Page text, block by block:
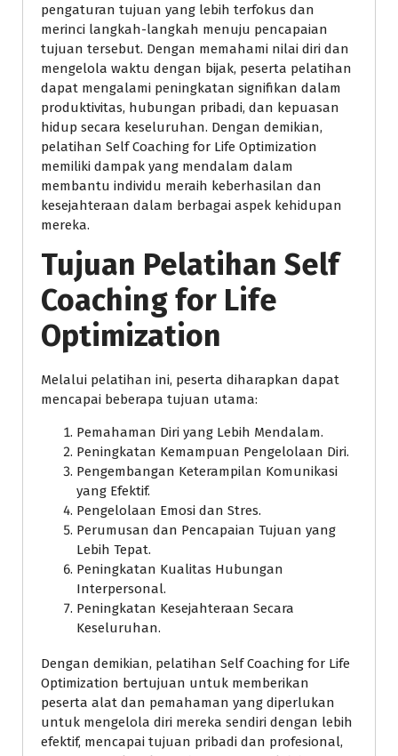
pengaturan tujuan yang lebih terfokus dan
merinci langkah-langkah menuju pencapaian
tujuan tersebut. Dengan memahami nilai diri dan
mengelola waktu dengan bijak, peserta pelatihan
dapat mengalami peningkatan signifikan dalam
produktivitas, hubungan pribadi, dan kepuasan
hidup secara keseluruhan. Dengan demikian,
pelatihan Self Coaching for Life Optimization
memiliki dampak yang mendalam dalam
membantu individu meraih keberhasilan dan
kesejahteraan dalam berbagai aspek kehidupan
mereka.
Tujuan Pelatihan Self
Coaching for Life
Optimization
Melalui pelatihan ini, peserta diharapkan dapat
mencapai beberapa tujuan utama:
Pemahaman Diri yang Lebih Mendalam.
Peningkatan Kemampuan Pengelolaan Diri.
Pengembangan Keterampilan Komunikasi
yang Efektif.
Pengelolaan Emosi dan Stres.
Perumusan dan Pencapaian Tujuan yang
Lebih Tepat.
Peningkatan Kualitas Hubungan
Interpersonal.
Peningkatan Kesejahteraan Secara
Keseluruhan.
Dengan demikian, pelatihan Self Coaching for Life
Optimization bertujuan untuk memberikan
peserta alat dan pemahaman yang diperlukan
untuk mengelola diri mereka sendiri dengan lebih
efektif, mencapai tujuan pribadi dan profesional,